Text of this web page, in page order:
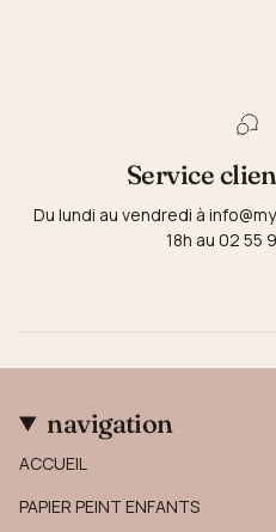
Service
Du lundi au vendredi à
18h au 02 55
navigation
ACCUEIL
PAPIER PEINT ENFANTS